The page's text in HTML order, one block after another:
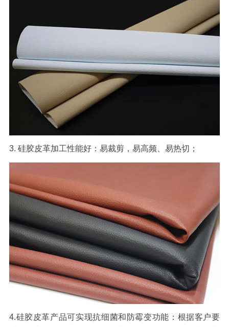
3. 硅胶皮革加工性能好：易裁剪，易高频、易热切；
4.硅胶皮革产品可实现抗细菌和防霉变功能：根据客户要